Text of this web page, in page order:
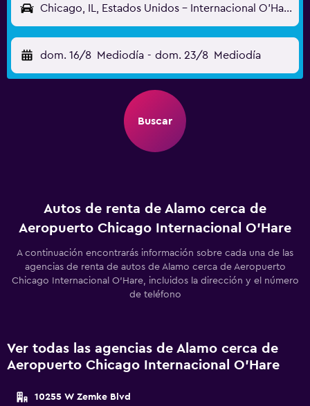
Chicago, IL, Estados Unidos - Internacional O'Hare (ORD)
dom. 16/8 Mediodía - dom. 23/8 Mediodía
Buscar
Autos de renta de Alamo cerca de
Aeropuerto Chicago Internacional O'Hare
A continuación encontrarás información sobre cada una de las
agencias de renta de autos de Alamo cerca de Aeropuerto
Chicago Internacional O'Hare, incluidos la dirección y el número
de teléfono
Ver todas las agencias de Alamo cerca de
Aeropuerto Chicago Internacional O'Hare
10255 W Zemke Blvd